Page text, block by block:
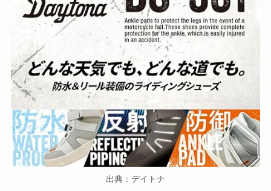
出典：デイトナ